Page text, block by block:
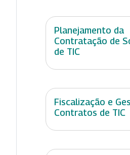
Planejamento da
Contratação de
de TIC
Fiscalização e
Contratos de TIC